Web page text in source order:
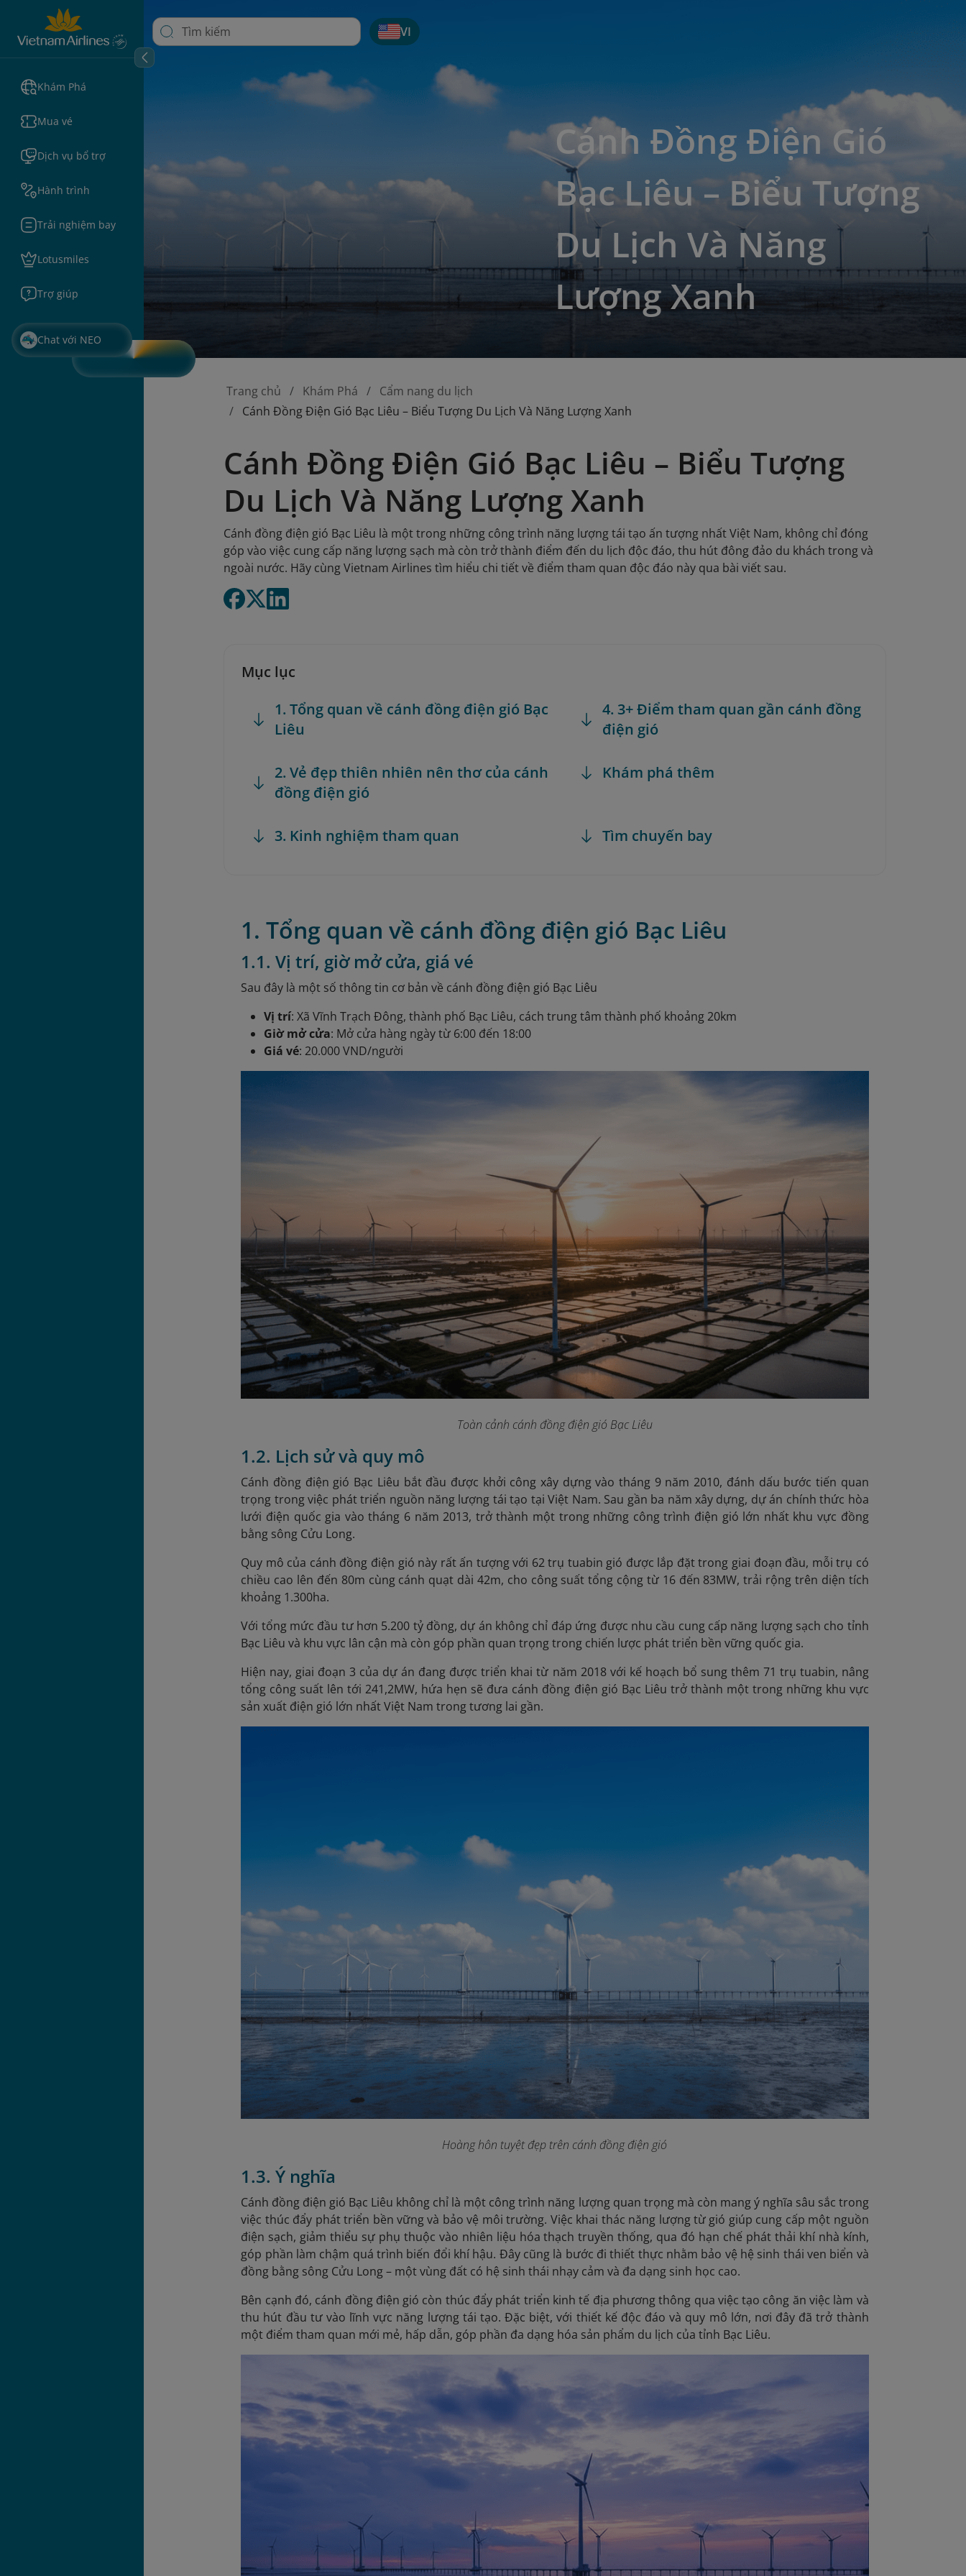
Khám Phá
Mua vé
Dịch vụ bổ trợ
Hành trình
Trải nghiệm bay
Lotusmiles
Trợ giúp
Chat với NEO
VI
Cánh Đồng Điện Gió
Bạc Liêu – Biểu Tượng
Du Lịch Và Năng
Lượng Xanh
Trang chủ Khám Phá
Cẩm nang du lịch
Cánh Đồng Điện Gió Bạc Liêu – Biểu Tượng Du Lịch Và Năng Lượng Xanh
Cánh Đồng Điện Gió Bạc Liêu – Biểu Tượng
Du Lịch Và Năng Lượng Xanh
Cánh đồng điện gió Bạc Liêu là một trong những công trình năng lượng tái tạo ấn tượng nhất Việt Nam, không chỉ đóng
góp vào việc cung cấp năng lượng sạch mà còn trở thành điểm đến du lịch độc đáo, thu hút đông đảo du khách trong và
ngoài nước. Hãy cùng Vietnam Airlines tìm hiểu chi tiết về điểm tham quan độc đáo này qua bài viết sau.
Mục lục
1. Tổng quan về cánh đồng điện gió Bạc
Liêu
2. Vẻ đẹp thiên nhiên nên thơ của cánh
đồng điện gió
3. Kinh nghiệm tham quan
4. 3+ Điểm tham quan gần cánh đồng
điện gió
Khám phá thêm
Tìm chuyến bay
1. Tổng quan về cánh đồng điện gió Bạc Liêu
1.1. Vị trí, giờ mở cửa, giá vé
Sau đây là một số thông tin cơ bản về cánh đồng điện gió Bạc Liêu
Vị trí: Xã Vĩnh Trạch Đông, thành phố Bạc Liêu, cách trung tâm thành phố khoảng 20km
Giờ mở cửa: Mở cửa hàng ngày từ 6:00 đến 18:00
Giá vé: 20.000 VND/người
Toàn cảnh cánh đồng điện gió Bạc Liêu
1.2. Lịch sử và quy mô
Cánh đồng điện gió Bạc Liêu bắt đầu được khởi công xây dựng vào tháng 9 năm 2010, đánh dấu bước tiến quan
trọng trong việc phát triển nguồn năng lượng tái tạo tại Việt Nam. Sau gần ba năm xây dựng, dự án chính thức hòa
lưới điện quốc gia vào tháng 6 năm 2013, trở thành một trong những công trình điện gió lớn nhất khu vực đồng
bằng sông Cửu Long.
Quy mô của cánh đồng điện gió này rất ấn tượng với 62 trụ tuabin gió được lắp đặt trong giai đoạn đầu, mỗi trụ có
chiều cao lên đến 80m cùng cánh quạt dài 42m, cho công suất tổng cộng từ 16 đến 83MW, trải rộng trên diện tích
khoảng 1.300ha.
Với tổng mức đầu tư hơn 5.200 tỷ đồng, dự án không chỉ đáp ứng được nhu cầu cung cấp năng lượng sạch cho tỉnh
Bạc Liêu và khu vực lân cận mà còn góp phần quan trọng trong chiến lược phát triển bền vững quốc gia.
Hiện nay, giai đoạn 3 của dự án đang được triển khai từ năm 2018 với kế hoạch bổ sung thêm 71 trụ tuabin, nâng
tổng công suất lên tới 241,2MW, hứa hẹn sẽ đưa cánh đồng điện gió Bạc Liêu trở thành một trong những khu vực
sản xuất điện gió lớn nhất Việt Nam trong tương lai gần.
Hoàng hôn tuyệt đẹp trên cánh đồng điện gió
1.3. Ý nghĩa
Cánh đồng điện gió Bạc Liêu không chỉ là một công trình năng lượng quan trọng mà còn mang ý nghĩa sâu sắc trong
việc thúc đẩy phát triển bền vững và bảo vệ môi trường. Việc khai thác năng lượng từ gió giúp cung cấp một nguồn
điện sạch, giảm thiểu sự phụ thuộc vào nhiên liệu hóa thạch truyền thống, qua đó hạn chế phát thải khí nhà kính,
góp phần làm chậm quá trình biến đổi khí hậu. Đây cũng là bước đi thiết thực nhằm bảo vệ hệ sinh thái ven biển và
đồng bằng sông Cửu Long – một vùng đất có hệ sinh thái nhạy cảm và đa dạng sinh học cao.
Bên cạnh đó, cánh đồng điện gió còn thúc đẩy phát triển kinh tế địa phương thông qua việc tạo công ăn việc làm và
thu hút đầu tư vào lĩnh vực năng lượng tái tạo. Đặc biệt, với thiết kế độc đáo và quy mô lớn, nơi đây đã trở thành
một điểm tham quan mới mẻ, hấp dẫn, góp phần đa dạng hóa sản phẩm du lịch của tỉnh Bạc Liêu.